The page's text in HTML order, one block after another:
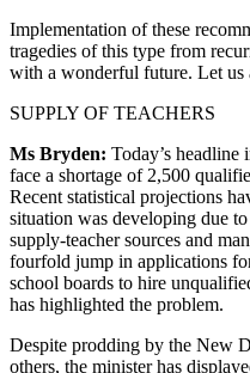
Implementation of these
tragedies of this type from
with a wonderful future. Let us
SUPPLY OF TEACHERS
Ms Bryden: Today’s headline
face a shortage of 2,500
Recent statistical projections
situation was developing due
supply-teacher sources and
fourfold jump in applications
school boards to hire
has highlighted the problem.
Despite prodding by the New
others, the minister has